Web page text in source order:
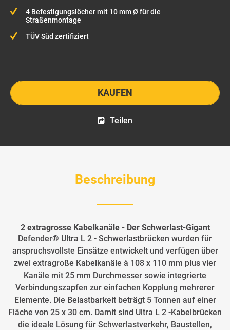
4 Befestigungslöcher mit 10 mm Ø für die
Straßenmontage
TÜV Süd zertifiziert
KAUFEN
Teilen
Beschreibung
2 extragrosse Kabelkanäle - Der Schwerlast-Gigant
Defender® Ultra L 2 - Schwerlastbrücken wurden für
anspruchsvollste Einsätze entwickelt und verfügen über
zwei extragroße Kabelkanäle à 108 x 110 mm plus vier
Kanäle mit 25 mm Durchmesser sowie integrierte
Verbindungszapfen zur einfachen Kopplung mehrerer
Elemente. Die Belastbarkeit beträgt 5 Tonnen auf einer
Fläche von 25 x 30 cm. Damit sind Ultra L 2 -Kabelbrücken
die ideale Lösung für Schwerlastverkehr, Baustellen,